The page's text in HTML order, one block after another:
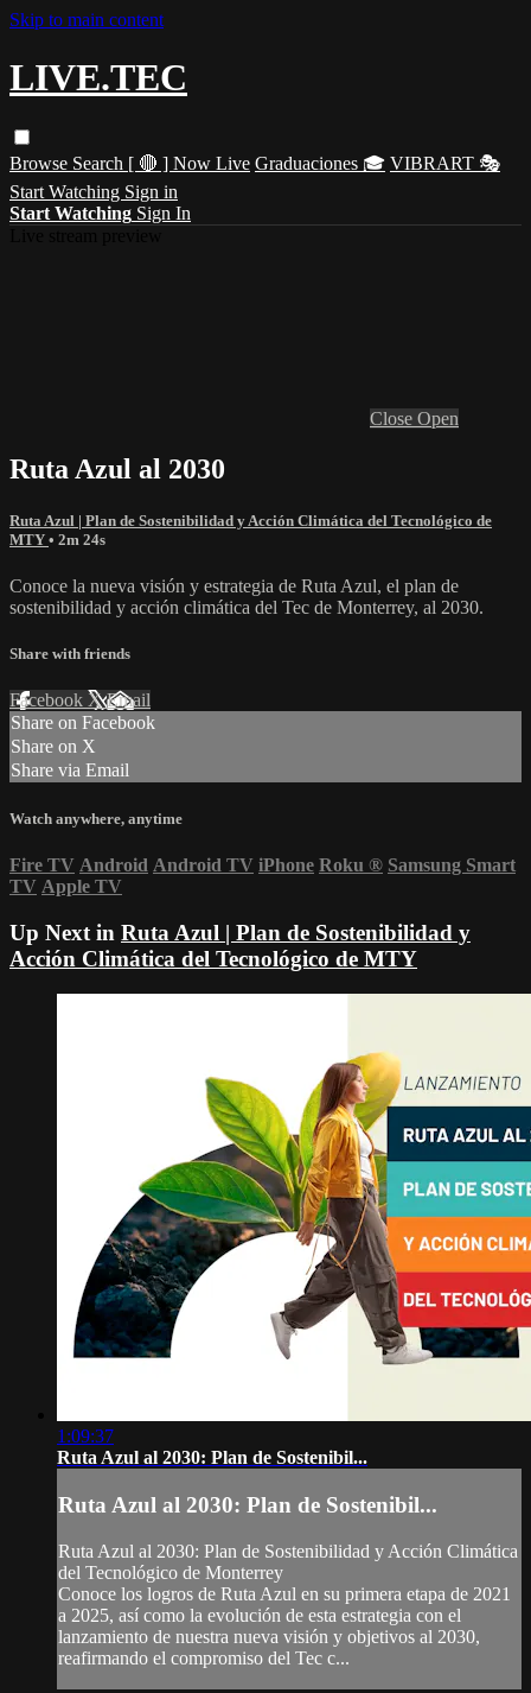
Skip to main content
LIVE.TEC
Browse Search [ 🔴 ] Now Live Graduaciones 🎓 VIBRART 🎭
Start Watching Sign in
Start Watching Sign In
Close Open
Ruta Azul al 2030
Ruta Azul | Plan de Sostenibilidad y Acción Climática del Tecnológico de
MTY • 2m 24s
Conoce la nueva visión y estrategia de Ruta Azul, el plan de
sostenibilidad y acción climática del Tec de Monterrey, al 2030.
Share with friends
Facebook XEmail
Share on Facebook
Share on X
Share via Email
Watch anywhere, anytime
Fire TV Android Android TV iPhone Roku ® Samsung Smart
TV Apple TV
Up Next in Ruta Azul | Plan de Sostenibilidad y
Acción Climática del Tecnológico de MTY
1:09:37
Ruta Azul al 2030: Plan de Sostenibil...
Ruta Azul al 2030: Plan de Sostenibil...
Ruta Azul al 2030: Plan de Sostenibilidad y Acción Climática
del Tecnológico de Monterrey
Conoce los logros de Ruta Azul en su primera etapa de 2021
a 2025, así como la evolución de esta estrategia con el
lanzamiento de nuestra nueva visión y objetivos al 2030,
reafirmando el compromiso del Tec c...